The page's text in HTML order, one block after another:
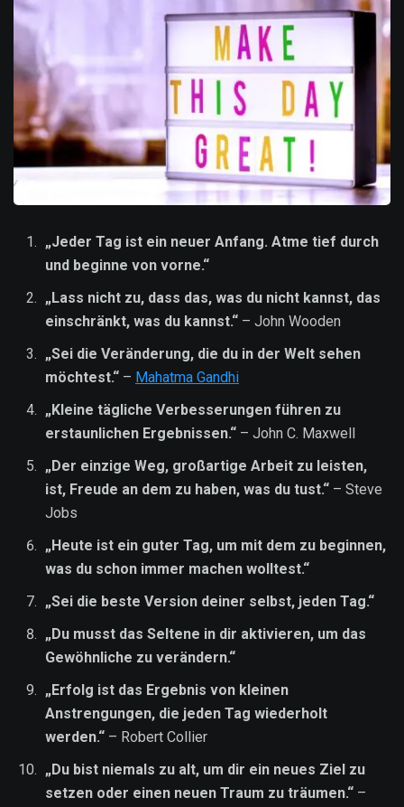
„Jeder Tag ist ein neuer Anfang. Atme tief durch
und beginne von vorne.“
„Lass nicht zu, dass das, was du nicht kannst, das
einschränkt, was du kannst.“ – John Wooden
„Sei die Veränderung, die du in der Welt sehen
möchtest.“ – Mahatma Gandhi
„Kleine tägliche Verbesserungen führen zu
erstaunlichen Ergebnissen.“ – John C. Maxwell
„Der einzige Weg, großartige Arbeit zu leisten,
ist, Freude an dem zu haben, was du tust.“ – Steve
Jobs
„Heute ist ein guter Tag, um mit dem zu beginnen,
was du schon immer machen wolltest.“
„Sei die beste Version deiner selbst, jeden Tag.“
„Du musst das Seltene in dir aktivieren, um das
Gewöhnliche zu verändern.“
„Erfolg ist das Ergebnis von kleinen
Anstrengungen, die jeden Tag wiederholt
werden.“ – Robert Collier
„Du bist niemals zu alt, um dir ein neues Ziel zu
setzen oder einen neuen Traum zu träumen.“ –